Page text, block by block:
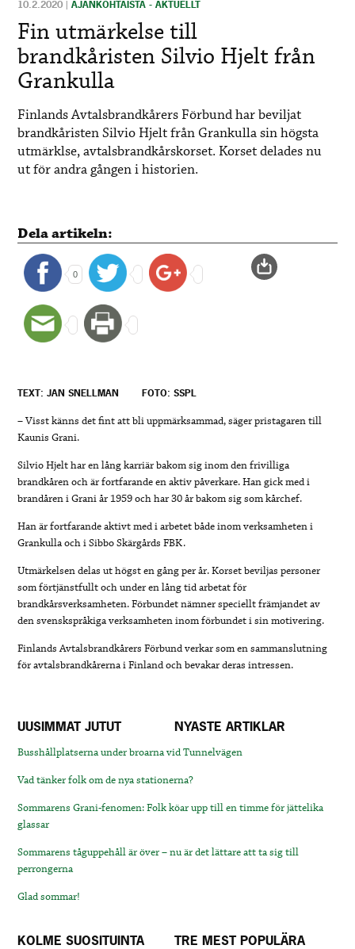
10.2.2020 |AJANKOHTAISTA - AKTUELLT
Fin utmärkelse till
brandkåristen Silvio Hjelt från
Grankulla
Finlands Avtalsbrandkårers Förbund har beviljat
brandkåristen Silvio Hjelt från Grankulla sin högsta
utmärklse, avtalsbrandkårskorset. Korset delades nu
ut för andra gången i historien.
Dela artikeln:
0
TEXT: JAN SNELLMAN FOTO: SSPL
– Visst känns det fint att bli uppmärksammad, säger pristagaren till
Kaunis Grani.
Silvio Hjelt har en lång karriär bakom sig inom den frivilliga
brandkåren och är fortfarande en aktiv påverkare. Han gick med i
brandåren i Grani år 1959 och har 30 år bakom sig som kårchef.
Han är fortfarande aktivt med i arbetet både inom verksamheten i
Grankulla och i Sibbo Skärgårds FBK.
Utmärkelsen delas ut högst en gång per år. Korset beviljas personer
som förtjänstfullt och under en lång tid arbetat för
brandkårsverksamheten. Förbundet nämner speciellt främjandet av
den svenskspråkiga verksamheten inom förbundet i sin motivering.
Finlands Avtalsbrandkårers Förbund verkar som en sammanslutning
för avtalsbrandkårerna i Finland och bevakar deras intressen.
UUSIMMAT JUTUT NYASTE ARTIKLAR
Busshållplatserna under broarna vid Tunnelvägen
Vad tänker folk om de nya stationerna?
Sommarens Grani-fenomen: Folk köar upp till en timme för jättelika
glassar
Sommarens tåguppehåll är över – nu är det lättare att ta sig till
perrongerna
Glad sommar!
KOLME SUOSITUINTA TRE MEST POPULÄRA